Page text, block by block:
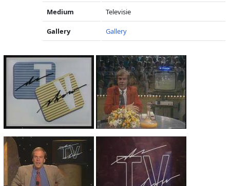
Medium Televisie
Gallery Gallery